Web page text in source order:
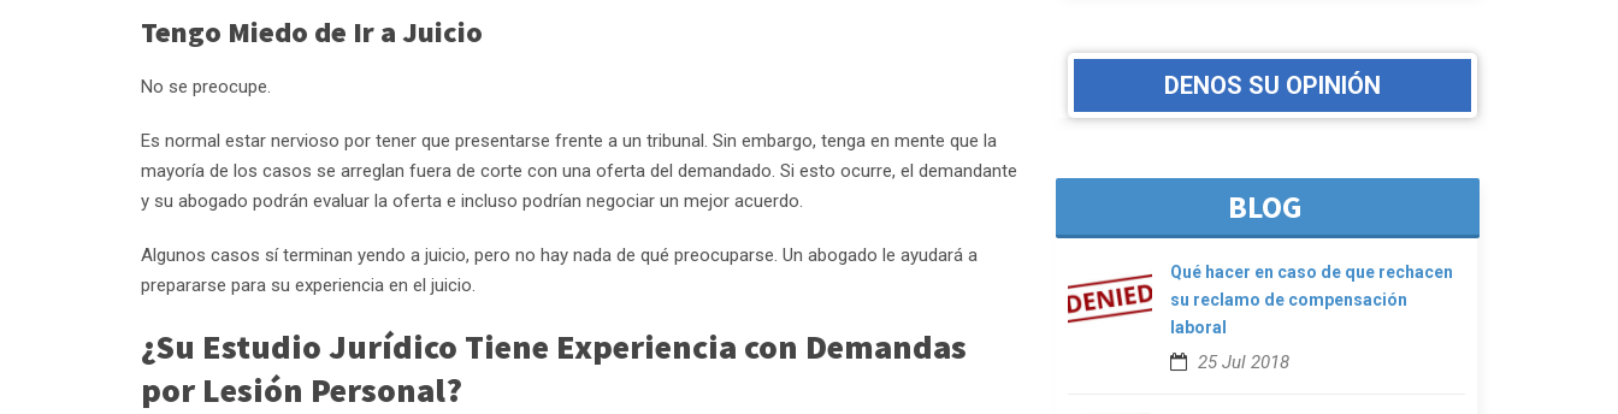
Tengo Miedo de Ir a Juicio
No se preocupe.
Es normal estar nervioso por tener que presentarse frente a un tribunal. Sin embargo, tenga en mente que la
mayoría de los casos se arreglan fuera de corte con una oferta del demandado. Si esto ocurre, el demandante
y su abogado podrán evaluar la oferta e incluso podrían negociar un mejor acuerdo.
Algunos casos sí terminan yendo a juicio, pero no hay nada de qué preocuparse. Un abogado le ayudará a
prepararse para su experiencia en el juicio.
¿Su Estudio Jurídico Tiene Experiencia con Demandas
por Lesión Personal?
DENOS SU OPINIÓN
BLOG
Qué hacer en caso de que rechacen
su reclamo de compensación
laboral
25 Jul 2018